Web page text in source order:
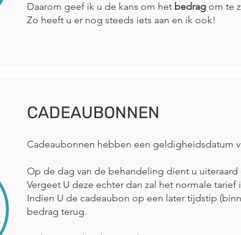
Daarom geef ik u de kans om het bedrag om te
Zo heeft u er nog steeds iets aan en ik ook!
CADEAUBONNEN
Cadeaubonnen hebben een geldigheidsdatum
Op de dag van de behandeling dient u
Vergeet U deze echter dan zal het normale
Indien U de cadeaubon op een later tijdstip
bedrag terug.